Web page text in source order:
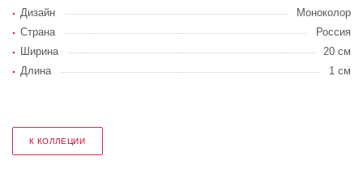
Дизайн
Моноколор
Страна
Россия
Ширина
20 см
Длина
1 см
К КОЛЛЕЦИИ